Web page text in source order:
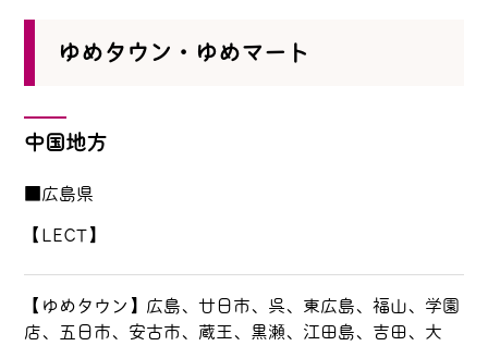
ゆめタウン・ゆめマート
中国地方
■広島県
【LECT】
【ゆめタウン】広島、廿日市、呉、東広島、福山、学園
店、五日市、安古市、蔵王、黒瀬、江田島、吉田、大